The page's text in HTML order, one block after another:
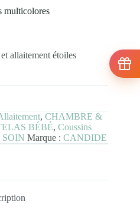
multicolores
allaitement étoiles
, CHAMBRE &
BÉBÉ, Coussins
SOIN Marque : CANDIDE